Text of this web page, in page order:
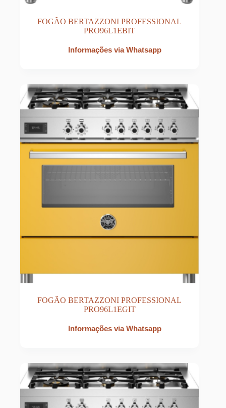
FOGÃO BERTAZZONI PROFESSIONAL
PRO96L1EBIT
Informações via Whatsapp
FOGÃO BERTAZZONI PROFESSIONAL
PRO96L1EGIT
Informações via Whatsapp